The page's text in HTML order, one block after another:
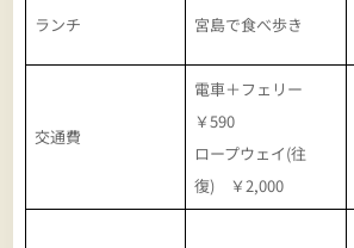
ランチ 宮島で食べ歩き
交通費
電車＋フェリー
￥590
ロープウェイ(往
復) ￥2,000